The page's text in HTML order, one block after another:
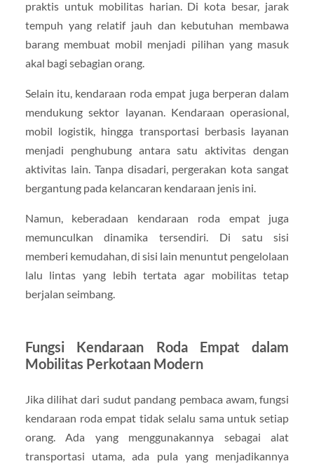
praktis untuk mobilitas harian. Di kota besar, jarak
tempuh yang relatif jauh dan kebutuhan membawa
barang membuat mobil menjadi pilihan yang masuk
akal bagi sebagian orang.
Selain itu, kendaraan roda empat juga berperan dalam
mendukung sektor layanan. Kendaraan operasional,
mobil logistik, hingga transportasi berbasis layanan
menjadi penghubung antara satu aktivitas dengan
aktivitas lain. Tanpa disadari, pergerakan kota sangat
bergantung pada kelancaran kendaraan jenis ini.
Namun, keberadaan kendaraan roda empat juga
memunculkan dinamika tersendiri. Di satu sisi
memberi kemudahan, di sisi lain menuntut pengelolaan
lalu lintas yang lebih tertata agar mobilitas tetap
berjalan seimbang.
Fungsi Kendaraan Roda Empat dalam
Mobilitas Perkotaan Modern
Jika dilihat dari sudut pandang pembaca awam, fungsi
kendaraan roda empat tidak selalu sama untuk setiap
orang. Ada yang menggunakannya sebagai alat
transportasi utama, ada pula yang menjadikannya